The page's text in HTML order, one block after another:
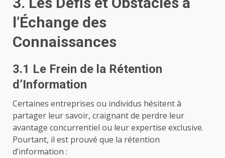
l’Échange des
Connaissances
3.1 Le Frein de la Rétention
d’Information
Certaines entreprises ou individus hésitent à
partager leur savoir, craignant de perdre leur
avantage concurrentiel ou leur expertise exclusive.
Pourtant, il est prouvé que la rétention
d’information :